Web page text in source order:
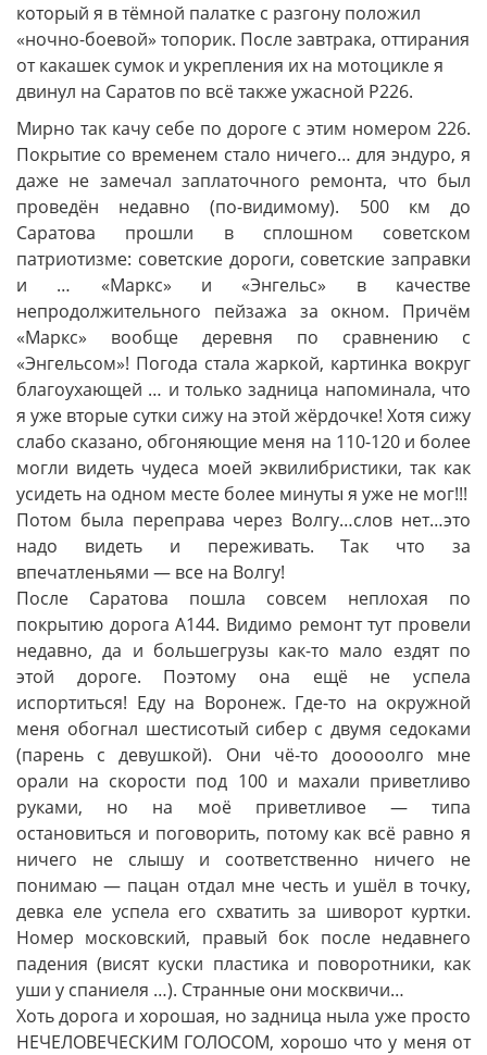
который я в тёмной палатке с разгону положил
«ночно-боевой» топорик. После завтрака, оттирания
от какашек сумок и укрепления их на мотоцикле я
двинул на Саратов по всё также ужасной Р226.
Мирно так качу себе по дороге с этим номером 226.
Покрытие со временем стало ничего… для эндуро, я
даже не замечал заплаточного ремонта, что был
проведён недавно (по-видимому). 500 км до
Саратова прошли в сплошном советском
патриотизме: советские дороги, советские заправки
и … «Маркс» и «Энгельс» в качестве
непродолжительного пейзажа за окном. Причём
«Маркс» вообще деревня по сравнению с
«Энгельсом»! Погода стала жаркой, картинка вокруг
благоухающей … и только задница напоминала, что
я уже вторые сутки сижу на этой жёрдочке! Хотя сижу
слабо сказано, обгоняющие меня на 110-120 и более
могли видеть чудеса моей эквилибристики, так как
усидеть на одном месте более минуты я уже не мог!!!
Потом была переправа через Волгу…слов нет…это
надо видеть и переживать. Так что за
впечатленьями — все на Волгу!
После Саратова пошла совсем неплохая по
покрытию дорога А144. Видимо ремонт тут провели
недавно, да и большегрузы как-то мало ездят по
этой дороге. Поэтому она ещё не успела
испортиться! Еду на Воронеж. Где-то на окружной
меня обогнал шестисотый сибер с двумя седоками
(парень с девушкой). Они чё-то дооооолго мне
орали на скорости под 100 и махали приветливо
руками, но на моё приветливое — типа
остановиться и поговорить, потому как всё равно я
ничего не слышу и соответственно ничего не
понимаю — пацан отдал мне честь и ушёл в точку,
девка еле успела его схватить за шиворот куртки.
Номер московский, правый бок после недавнего
падения (висят куски пластика и поворотники, как
уши у спаниеля …). Странные они москвичи…
Хоть дорога и хорошая, но задница ныла уже просто
НЕЧЕЛОВЕЧЕСКИМ ГОЛОСОМ, хорошо что у меня от